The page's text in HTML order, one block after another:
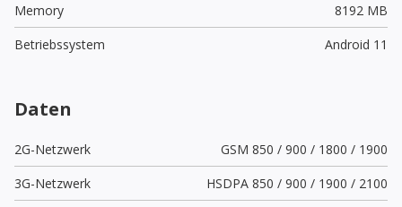
Memory
8192 MB
Betriebssystem
Android 11
Daten
2G-Netzwerk
GSM 850 / 900 / 1800 / 1900
3G-Netzwerk
HSDPA 850 / 900 / 1900 / 2100